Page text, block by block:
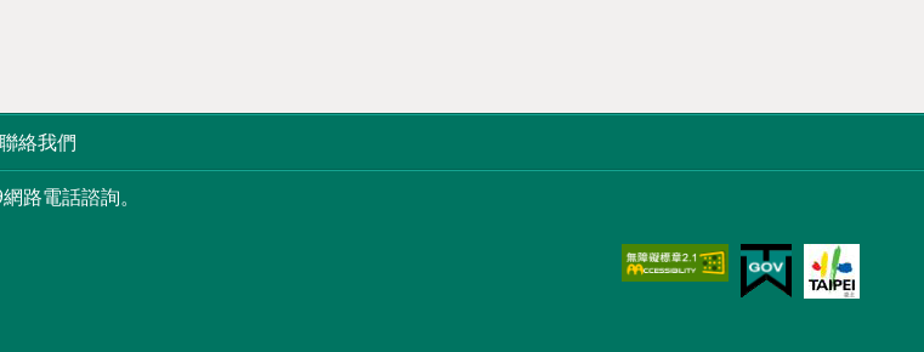
聯絡我們
路電話諮詢。